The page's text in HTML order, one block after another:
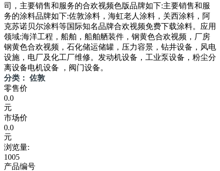
司，主要销售和服务的合欢视频色版品牌如下:主要销售和服
务的涂料品牌如下:佐敦涂料，海虹老人涂料，关西涂料，阿
克苏诺贝尔涂料等国际知名品牌合欢视频免费下载涂料。应用
领域:海洋工程，船舶，船舶舾装件，钢黄色合欢视频，厂房
钢黄色合欢视频，石化储运储罐，压力容景，钻井设备，风电
设施，电厂及化工厂维修。发动机设备，工业泵设备，粉尘分
离设备电机设备 ，阀门设备。
分类： 佐敦
零售价
0.0
元
市场价
0.0
元
浏览量:
1005
产品编号